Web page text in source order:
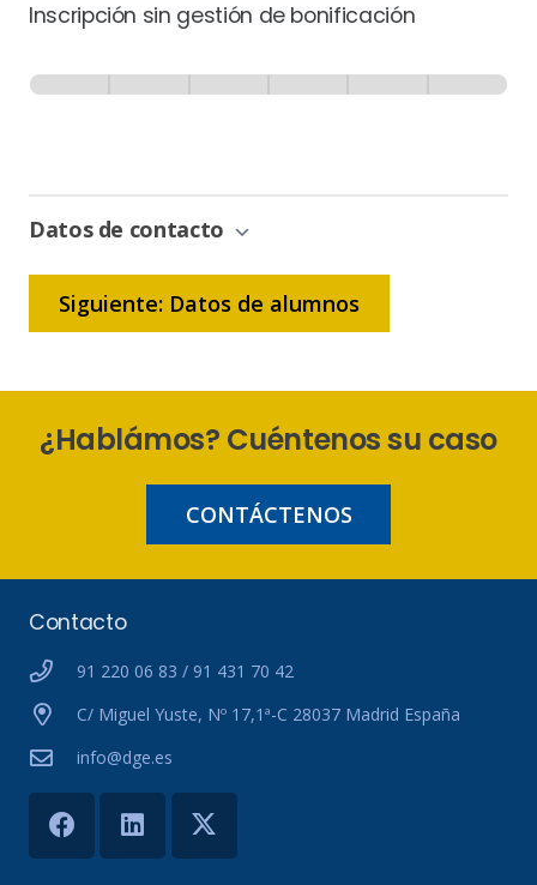
Inscripción sin gestión de bonificación
-
Bonificación
Datos de contacto
Siguiente: Datos de alumnos
¿Hablámos? Cuéntenos su caso
CONTÁCTENOS
Contacto
91 220 06 83 / 91 431 70 42
C/ Miguel Yuste, Nº 17,1ª-C 28037 Madrid España
info@dge.es